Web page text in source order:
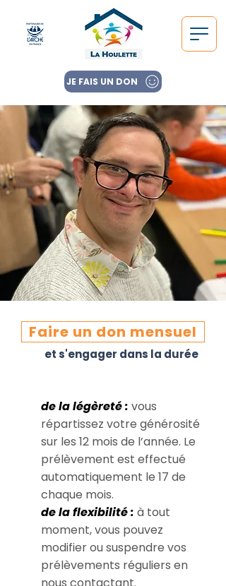
JE FAIS UN DON
Faire un don mensuel
et s'engager dans la durée
de la légèreté : vous
répartissez votre générosité
sur les 12 mois de l’année. Le
prélèvement est effectué
automatiquement le 17 de
chaque mois.
de la flexibilité : à tout
moment, vous pouvez
modifier ou suspendre vos
prélèvements réguliers en